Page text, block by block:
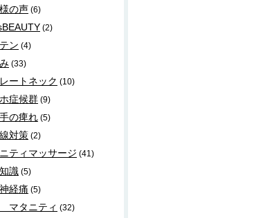
の声 (6)
(2)
ン (4)
(33)
ートネック (10)
症候群 (9)
の痺れ (5)
対策 (2)
ティマッサージ (41)
識 (5)
経痛 (5)
マタニティ (32)